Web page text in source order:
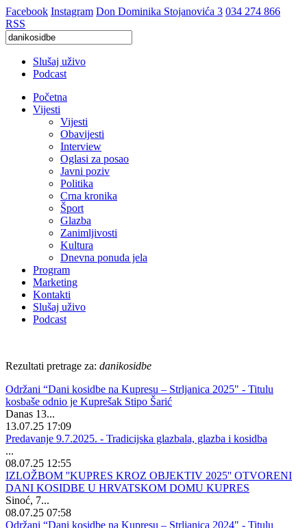
Facebook Instagram Don Dominika Stojanovića 3 034 274 866
RSS
Slušaj uživo
Podcast
Početna
Vijesti
Vijesti
Obavijesti
Interview
Oglasi za posao
Javni poziv
Politika
Crna kronika
Šport
Glazba
Zanimljivosti
Kultura
Dnevna ponuda jela
Program
Marketing
Kontakti
Slušaj uživo
Podcast
Rezultati pretrage za: danikosidbe
Održani “Dani kosidbe na Kupresu – Strljanica 2025" - Titulu
kosbaše odnio je Kuprešak Stipo Šarić
Danas 13...
13.07.25 17:09
Predavanje 9.7.2025. - Tradicijska glazbala, glazba i kosidba
...
08.07.25 12:55
IZLOŽBOM ''KUPRES KROZ OBJEKTIV 2025'' OTVORENI
DANI KOSIDBE U HRVATSKOM DOMU KUPRES
Sinoć, 7...
08.07.25 07:58
Održani “Dani kosidbe na Kupresu – Strljanica 2024" - Titulu